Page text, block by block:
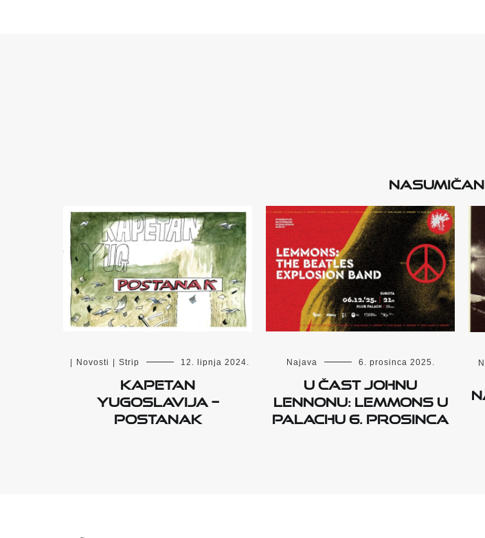
Novosti Strip 12. lipnja 2024.
KAPETAN
YUGOSLAVIJA –
POSTANAK
Najava 6. prosinca 2025.
U čast Johnu
Lennonu: Lemmons u
Palachu 6. prosinca